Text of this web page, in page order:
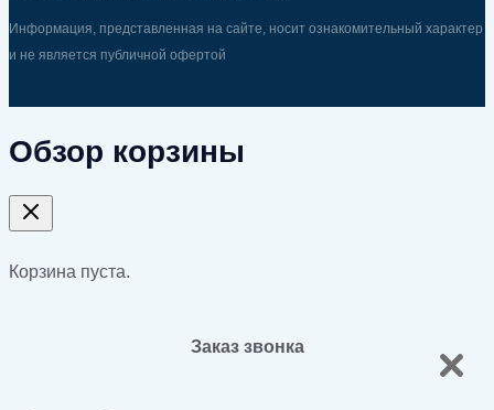
Информация, представленная на сайте, носит ознакомительный характер
и не является публичной офертой
Обзор корзины
Корзина пуста.
Заказ звонка